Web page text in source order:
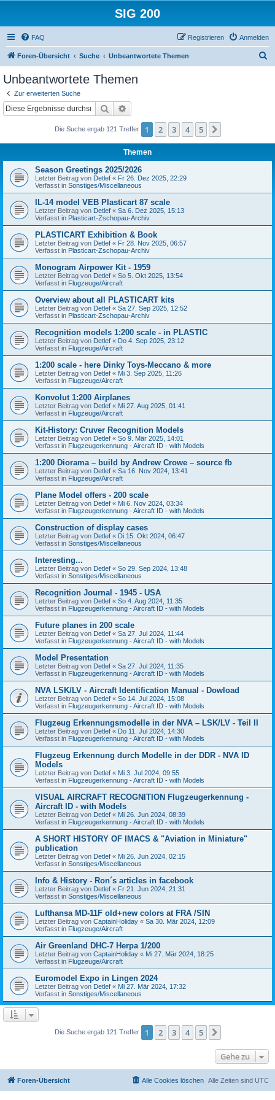
SIG 200
FAQ Anmelden
Registrieren
Foren-Übersicht Suche Unbeantwortete Themen
Unbeantwortete Themen
Zur erweiterten Suche
Suche
Die Suche ergab 121 Treffer 1 2 3 4 5
Themen
Season Greetings 2025/2026
Letzter Beitrag von Detlef « Fr 26. Dez 2025, 22:29
Verfasst in Sonstiges/Miscellaneous
IL-14 model VEB Plasticart 87 scale
Letzter Beitrag von Detlef « Sa 6. Dez 2025, 15:13
Verfasst in Plasticart-Zschopau-Archiv
PLASTICART Exhibition & Book
Letzter Beitrag von Detlef « Fr 28. Nov 2025, 06:57
Verfasst in Plasticart-Zschopau-Archiv
Monogram Airpower Kit - 1959
Letzter Beitrag von Detlef « So 5. Okt 2025, 13:54
Verfasst in Flugzeuge/Aircraft
Overview about all PLASTICART kits
Letzter Beitrag von Detlef « Sa 27. Sep 2025, 12:52
Verfasst in Plasticart-Zschopau-Archiv
Recognition models 1:200 scale - in PLASTIC
Letzter Beitrag von Detlef « Do 4. Sep 2025, 23:12
Verfasst in Flugzeuge/Aircraft
1:200 scale - here Dinky Toys-Meccano & more
Letzter Beitrag von Detlef « Mi 3. Sep 2025, 11:26
Verfasst in Flugzeuge/Aircraft
Konvolut 1:200 Airplanes
Letzter Beitrag von Detlef « Mi 27. Aug 2025, 01:41
Verfasst in Flugzeuge/Aircraft
Kit-History: Cruver Recognition Models
Letzter Beitrag von Detlef « So 9. Mär 2025, 14:01
Verfasst in Flugzeugerkennung - Aircraft ID - with Models
1:200 Diorama – build by Andrew Crowe – source fb
Letzter Beitrag von Detlef « Sa 16. Nov 2024, 13:41
Verfasst in Flugzeuge/Aircraft
Plane Model offers - 200 scale
Letzter Beitrag von Detlef « Mi 6. Nov 2024, 03:34
Verfasst in Flugzeugerkennung - Aircraft ID - with Models
Construction of display cases
Letzter Beitrag von Detlef « Di 15. Okt 2024, 06:47
Verfasst in Sonstiges/Miscellaneous
Interesting...
Letzter Beitrag von Detlef « So 29. Sep 2024, 13:48
Verfasst in Sonstiges/Miscellaneous
Recognition Journal - 1945 - USA
Letzter Beitrag von Detlef « So 4. Aug 2024, 11:35
Verfasst in Flugzeugerkennung - Aircraft ID - with Models
Future planes in 200 scale
Letzter Beitrag von Detlef « Sa 27. Jul 2024, 11:44
Verfasst in Flugzeugerkennung - Aircraft ID - with Models
Model Presentation
Letzter Beitrag von Detlef « Sa 27. Jul 2024, 11:35
Verfasst in Flugzeugerkennung - Aircraft ID - with Models
NVA LSK/LV - Aircraft Identification Manual - Dowload
Letzter Beitrag von Detlef « So 14. Jul 2024, 15:08
Verfasst in Flugzeugerkennung - Aircraft ID - with Models
Flugzeug Erkennungsmodelle in der NVA – LSK/LV - Teil II
Letzter Beitrag von Detlef « Do 11. Jul 2024, 14:30
Verfasst in Flugzeugerkennung - Aircraft ID - with Models
Flugzeug Erkennung durch Modelle in der DDR - NVA ID
Models
Letzter Beitrag von Detlef « Mi 3. Jul 2024, 09:55
Verfasst in Flugzeugerkennung - Aircraft ID - with Models
VISUAL AIRCRAFT RECOGNITION Flugzeugerkennung -
Aircraft ID - with Models
Letzter Beitrag von Detlef « Mi 26. Jun 2024, 08:39
Verfasst in Flugzeugerkennung - Aircraft ID - with Models
A SHORT HISTORY OF IMACS & "Aviation in Miniature"
publication
Letzter Beitrag von Detlef « Mi 26. Jun 2024, 02:15
Verfasst in Sonstiges/Miscellaneous
Info & History - Ron´s articles in facebook
Letzter Beitrag von Detlef « Fr 21. Jun 2024, 21:31
Verfasst in Sonstiges/Miscellaneous
Lufthansa MD-11F old+new colors at FRA /SIN
Letzter Beitrag von CaptainHoliday « Sa 30. Mär 2024, 12:09
Verfasst in Flugzeuge/Aircraft
Air Greenland DHC-7 Herpa 1/200
Letzter Beitrag von CaptainHoliday « Mi 27. Mär 2024, 18:25
Verfasst in Flugzeuge/Aircraft
Euromodel Expo in Lingen 2024
Letzter Beitrag von Detlef « Mi 27. Mär 2024, 17:32
Verfasst in Sonstiges/Miscellaneous
Die Suche ergab 121 Treffer 1 2 3 4 5
Gehe zu
Foren-Übersicht Alle Zeiten sind UTC
Alle Cookies löschen